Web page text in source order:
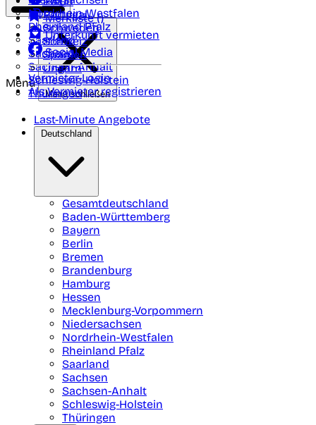
Nordrhein-Westfalen
Rheinland Pfalz
Saarland
Sachsen
Sachsen-Anhalt
Schleswig-Holstein
Thüringen
Portugal
Schweden
Schweiz
Spanien
Ungarn
Merkliste ()
Unterkunft vermieten
Social Media
Vermieter-Login
Als Vermieter registrieren
Menü
Menü schließen
Last-Minute Angebote
Deutschland
Gesamtdeutschland
Baden-Württemberg
Bayern
Berlin
Bremen
Brandenburg
Hamburg
Hessen
Mecklenburg-Vorpommern
Niedersachsen
Nordrhein-Westfalen
Rheinland Pfalz
Saarland
Sachsen
Sachsen-Anhalt
Schleswig-Holstein
Thüringen